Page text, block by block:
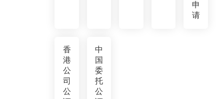
申
请
香
港
公
司
公
中
国
委
托
公